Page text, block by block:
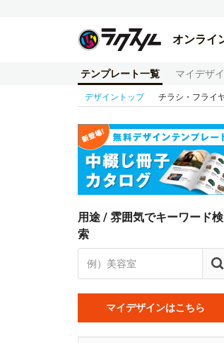
オンライ
テンプレート一覧 マイデザ
デザイントップ チラシ・フライ
用途 / 雰囲気でキーワード検
索
マイデザインはこちら